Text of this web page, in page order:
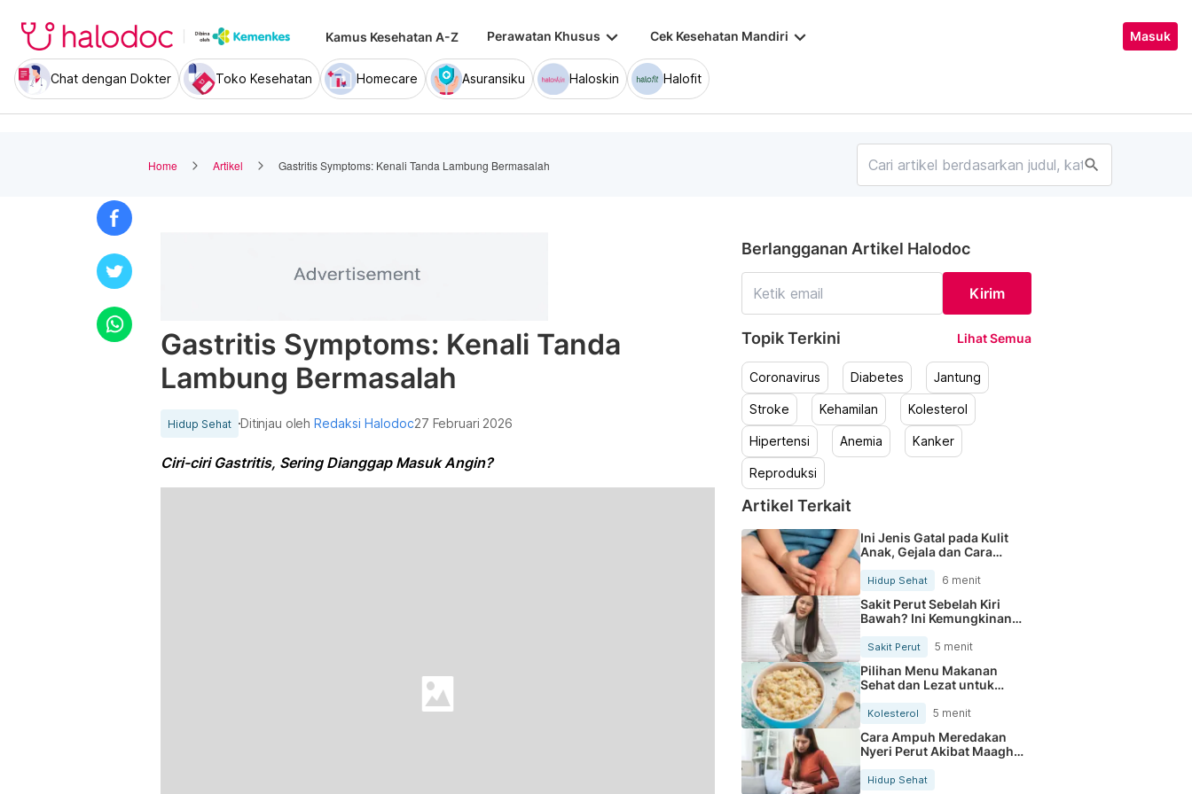
Kamus Kesehatan A-Z Perawatan Khusus keyboard_arrow_down Cek Kesehatan Mandiri keyboard_arrow_down Masuk
Chat dengan Dokter Toko Kesehatan Homecare Asuransiku Haloskin Halofit
Home Artikel Gastritis Symptoms: Kenali Tanda Lambung Bermasalah search
Gastritis Symptoms: Kenali Tanda
Lambung Bermasalah
Hidup Sehat Ditinjau olehRedaksi Halodoc27 Februari 2026
Ciri-ciri Gastritis, Sering Dianggap Masuk Angin?
Berlangganan Artikel Halodoc
Kirim
Topik Terkini Lihat Semua
Coronavirus Diabetes Jantung
Stroke Kehamilan Kolesterol
Hipertensi Anemia Kanker
Reproduksi
Artikel Terkait
Ini Jenis Gatal pada Kulit
Anak, Gejala dan Cara
Mengobatinya
Hidup Sehat 6 menit
Sakit Perut Sebelah Kiri
Bawah? Ini Kemungkinan
Sakit Perut 5 menit
Pilihan Menu Makanan
Sehat dan Lezat untuk
Mengurangi Kolesterol
Kolesterol 5 menit
Cara Ampuh Meredakan
Nyeri Perut Akibat Maagh
Kambuh
Hidup Sehat